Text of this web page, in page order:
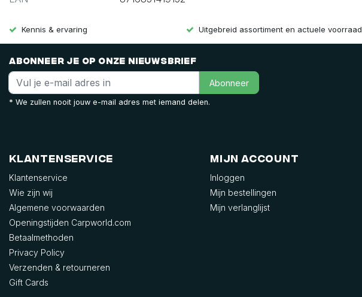
Kennis & ervaring Uitgebreid assortiment en actuele voorraad
Abonneer je op onze nieuwsbrief
Abonneer
* We zullen nooit jouw e-mail adres met iemand delen.
Klantenservice
Klantenservice
Wie zijn wij
Algemene voorwaarden
Openingstijden Carpworld.com
Betaalmethoden
Privacy Policy
Verzenden & retourneren
Gift Cards
Mijn account
Inloggen
Mijn bestellingen
Mijn verlanglijst